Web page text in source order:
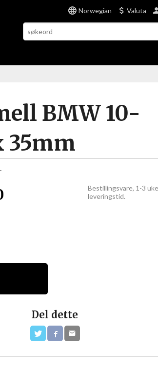
Norwegian Valuta
BMW 10-
35mm
Bestillingsvare, 1-3
leveringstid.
Del dette